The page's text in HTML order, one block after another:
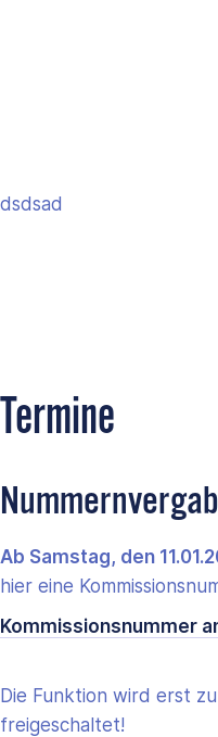
dsdsad
Termine
Ab Samstag, den
hier eine
Kommissionsnummer
Die Funktion wird erst
freigeschaltet!